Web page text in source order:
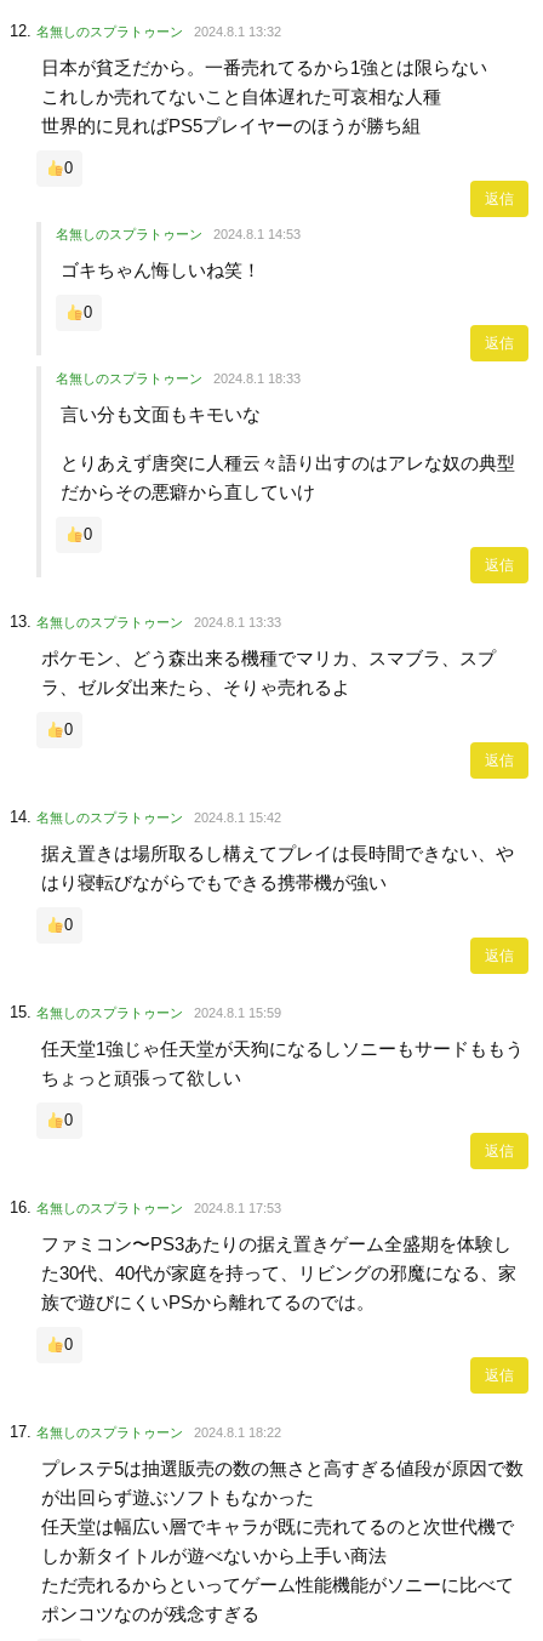
名無しのスプラトゥーン 2024.8.1 13:32
日本が貧乏だから。一番売れてるから1強とは限らない
これしか売れてないこと自体遅れた可哀相な人種
世界的に見ればPS5プレイヤーのほうが勝ち組
0
返信
名無しのスプラトゥーン 2024.8.1 14:53
ゴキちゃん悔しいね笑！
0
返信
名無しのスプラトゥーン 2024.8.1 18:33
言い分も文面もキモいな
とりあえず唐突に人種云々語り出すのはアレな奴の典型
だからその悪癖から直していけ
0
返信
名無しのスプラトゥーン 2024.8.1 13:33
ポケモン、どう森出来る機種でマリカ、スマブラ、スプ
ラ、ゼルダ出来たら、そりゃ売れるよ
0
返信
名無しのスプラトゥーン 2024.8.1 15:42
据え置きは場所取るし構えてプレイは長時間できない、や
はり寝転びながらでもできる携帯機が強い
0
返信
名無しのスプラトゥーン 2024.8.1 15:59
任天堂1強じゃ任天堂が天狗になるしソニーもサードももう
ちょっと頑張って欲しい
0
返信
名無しのスプラトゥーン 2024.8.1 17:53
ファミコン〜PS3あたりの据え置きゲーム全盛期を体験し
た30代、40代が家庭を持って、リビングの邪魔になる、家
族で遊びにくいPSから離れてるのでは。
0
返信
名無しのスプラトゥーン 2024.8.1 18:22
プレステ5は抽選販売の数の無さと高すぎる値段が原因で数
が出回らず遊ぶソフトもなかった
任天堂は幅広い層でキャラが既に売れてるのと次世代機で
しか新タイトルが遊べないから上手い商法
ただ売れるからといってゲーム性能機能がソニーに比べて
ポンコツなのが残念すぎる